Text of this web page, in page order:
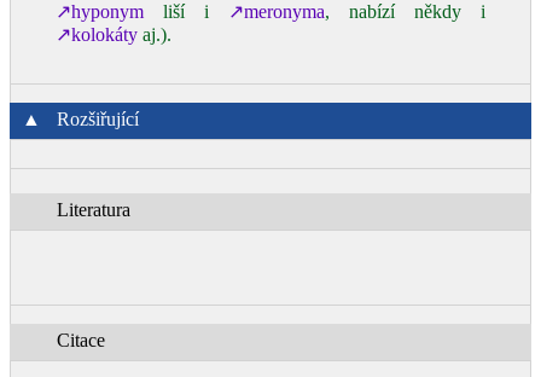
↗hyponym liší i ↗meronyma, nabízí někdy i
↗kolokáty aj.).
▲ Rozšiřující
Literatura
Citace